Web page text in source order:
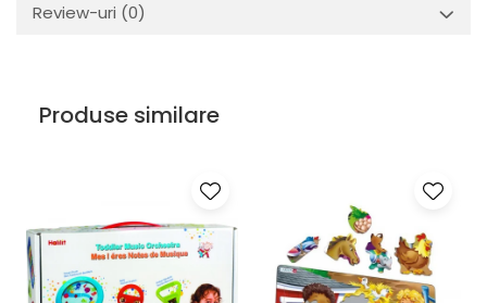
Review-uri (0)
Produse similare